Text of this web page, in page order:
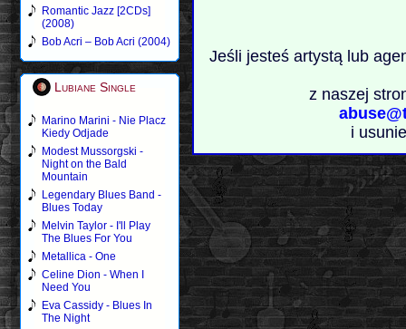
Romantic Jazz [2CDs]
(2008)
Bob Acri – Bob Acri (2004)
Lubiane Single
Marino Marini - Nie Placz
Kiedy Odjade
Modest Mussorgski -
Night on the Bald
Mountain
Legendary Blues Band -
Blues Today
Melvin Taylor - I'll Play
The Blues For You
Metallica - One
Celine Dion - When I
Need You
Eva Cassidy - Blues In
The Night
Jeśli jesteś artystą lub
z naszej
i